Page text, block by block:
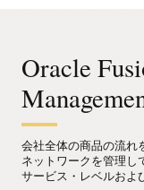
Oracle
会社全体の商品の流れ
ネットワークを管理し
サービス・レベルおよ